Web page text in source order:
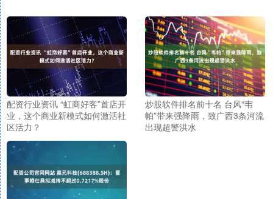
配资行业资讯 “虹商好客”首店开
业，这个商业新模式如何激活社
区活力？
炒股软件排名前十名 台风“韦
帕”带来强降雨，致广西3条河流
出现超警洪水